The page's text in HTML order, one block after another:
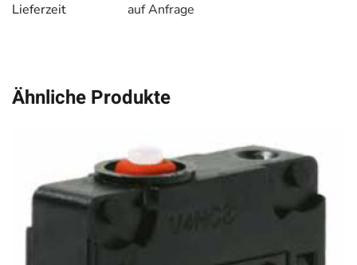
Lieferzeit auf Anfrage
Ähnliche Produkte